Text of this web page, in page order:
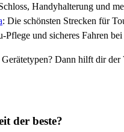
Handyhalterung und
: Die schönsten Strecken für
Pflege und sicheres Fahren
Dann hilft dir der
der beste?